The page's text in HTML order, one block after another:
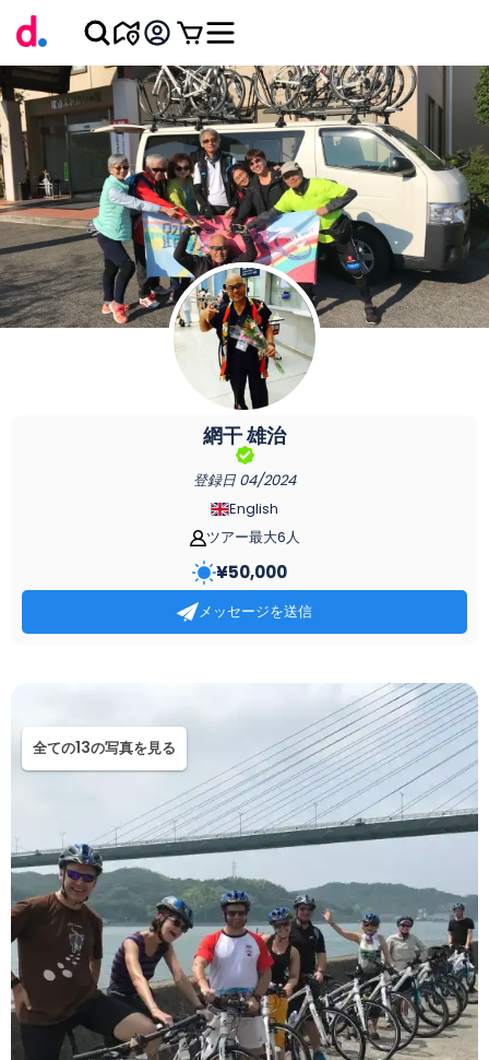
全ての13の写真を見る
網干雄治
登録日 04/2024
English
ツアー最大6人
¥50,000
メッセージを送信